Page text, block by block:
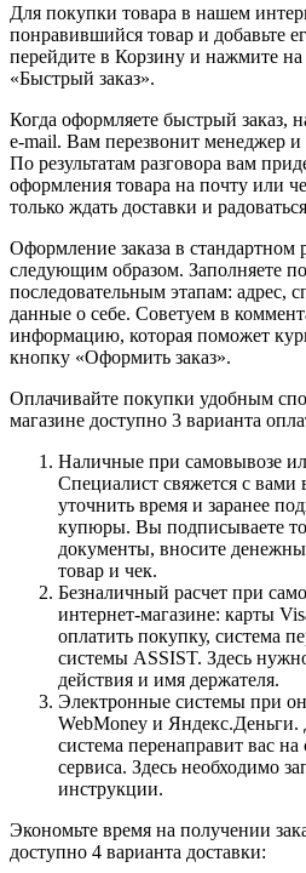
Для покупки товара в нашем
понравившийся товар и добавьте
перейдите в Корзину и нажмите
«Быстрый заказ».
Когда оформляете быстрый
e-mail. Вам перезвонит менеджер и
По результатам разговора вам
оформления товара на почту или
только ждать доставки и
Оформление заказа в стандартном
следующим образом. Заполняете
последовательным этапам: адрес,
данные о себе. Советуем в
информацию, которая поможет
кнопку «Оформить заказ».
Оплачивайте покупки удобным
магазине доступно 3 варианта
Наличные при самовывозе
Специалист свяжется с вами
уточнить время и заранее
купюры. Вы подписываете
документы, вносите
товар и чек.
Безналичный расчет при
интернет-магазине: карты
оплатить покупку, система
системы ASSIST. Здесь
действия и имя держателя.
Электронные системы при
WebMoney и
система перенаправит вас
сервиса. Здесь необходимо
инструкции.
Экономьте время на получении
доступно 4 варианта доставки: